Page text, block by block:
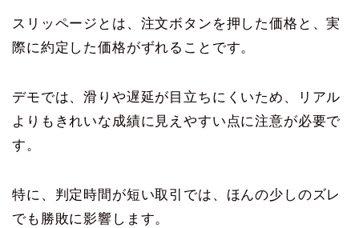
スリッページとは、注文ボタンを押した価格と、実
際に約定した価格がずれることです。
デモでは、滑りや遅延が目立ちにくいため、リアル
よりもきれいな成績に見えやすい点に注意が必要で
す。
特に、判定時間が短い取引では、ほんの少しのズレ
でも勝敗に影響します。